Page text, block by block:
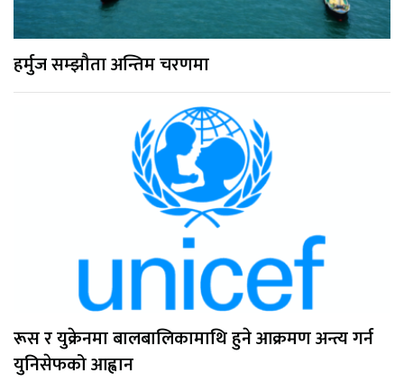
हर्मुज सम्झौता अन्तिम चरणमा
रूस र युक्रेनमा बालबालिकामाथि हुने आक्रमण अन्त्य गर्न
युनिसेफको आह्वान